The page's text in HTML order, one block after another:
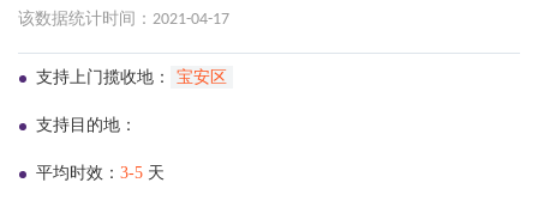
该数据统计时间：2021-04-17
支持上门揽收地： 宝安区
支持目的地：
平均时效： 3-5 天